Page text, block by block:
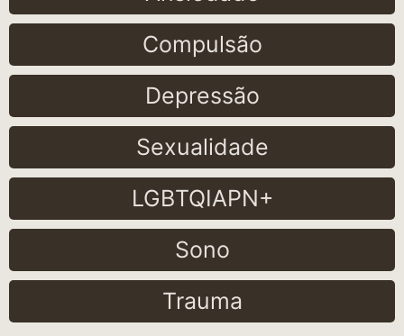
Compulsão
Depressão
Sexualidade
LGBTQIAPN+
Sono
Trauma